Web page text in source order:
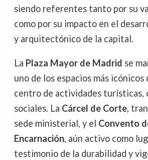
siendo referentes tanto por su
como por su impacto en el
y arquitectónico de la capital.
La Plaza Mayor de Madrid se
uno de los espacios más icónicos
centro de actividades turísticas,
sociales. La Cárcel de Corte,
sede ministerial, y el Convento
Encarnación, aún activo como
testimonio de la durabilidad y